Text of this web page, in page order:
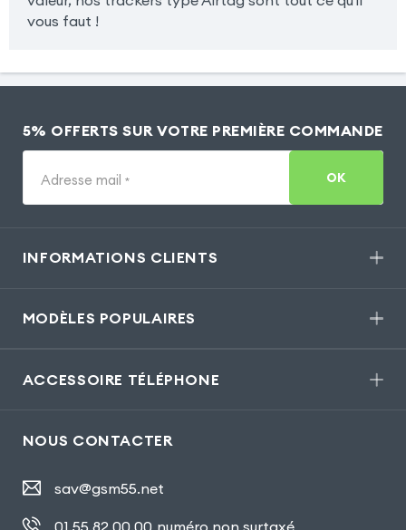
vous faut !
5% OFFERTS SUR VOTRE PREMIÈRE COMMANDE
Adresse mail * OK
INFORMATIONS CLIENTS
MODÈLES POPULAIRES
ACCESSOIRE TÉLÉPHONE
NOUS CONTACTER
sav@gsm55.net